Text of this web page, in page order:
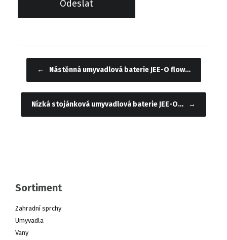
Navigace příspěvku
← Nástěnná umyvadlová baterie JEE-O flow…
Nízká stojánková umyvadlová baterie JEE-O… →
Sortiment
Zahradní sprchy
Umyvadla
Vany